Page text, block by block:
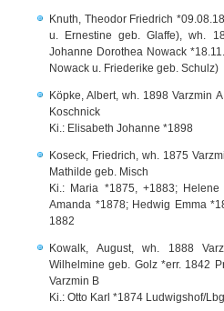
Knuth, Theodor Friedrich
u. Ernestine geb. Glaffe), wh.
Johanne Dorothea Nowack
Nowack u. Friederike geb. Schulz)
Köpke, Albert, wh. 1898 Varzmin
Koschnick
Ki.: Elisabeth Johanne *1898
Koseck, Friedrich, wh. 1875
Mathilde geb. Misch
Ki.: Maria *1875, +1883;
Amanda *1878; Hedwig Emma
1882
Kowalk, August, wh. 1888
Wilhelmine geb. Golz *err. 1842
Varzmin B
Ki.: Otto Karl *1874 Ludwigshof/